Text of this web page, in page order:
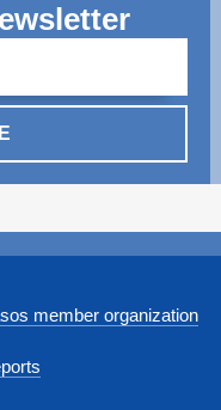
member organization